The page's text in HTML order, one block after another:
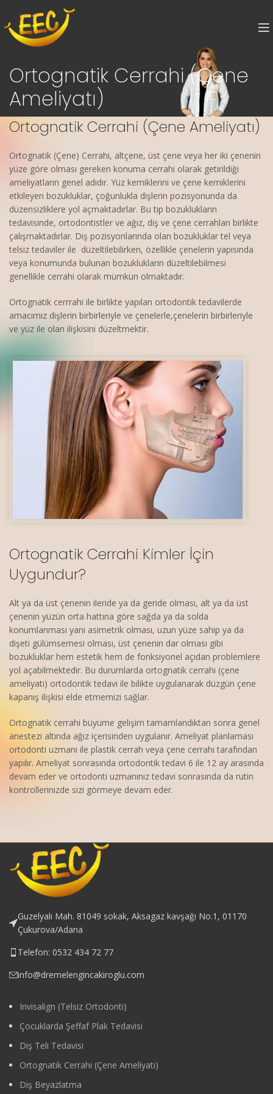
Ortognatik Cerrahi (Çene
Ameliyatı)
Ortognatik Cerrahi (Çene Ameliyatı)
Ortognatik (Çene) Cerrahi, altçene, üst çene veya her iki çenenin
yüze göre olması gereken konuma cerrahi olarak getirildiği
ameliyatların genel adıdır. Yüz kemiklerini ve çene kemiklerini
etkileyen bozukluklar, çoğunlukla dişlerin pozisyonunda da
düzensizliklere yol açmaktadırlar. Bu tip bozuklukların
tedavisinde, ortodontistler ve ağız, diş ve çene cerrahları birlikte
çalışmaktadırlar. Diş pozisyonlarında olan bozukluklar tel veya
telsiz tedaviler ile düzeltilebilirken, özellikle çenelerin yapısında
veya konumunda bulunan bozuklukların düzeltilebilmesi
genellikle cerrahi olarak mümkün olmaktadır.
Ortognatik cerrrahi ile birlikte yapılan ortodontik tedavilerde
amacımız dişlerin birbirleriyle ve çenelerle,çenelerin birbirleriyle
ve yüz ile olan ilişkisini düzeltmektir.
Ortognatik Cerrahi Kimler İçin
Uygundur?
Alt ya da üst çenenin ileride ya da geride olması, alt ya da üst
çenenin yüzün orta hattına göre sağda ya da solda
konumlanması yani asimetrik olması, uzun yüze sahip ya da
dişeti gülümsemesi olması, üst çenenin dar olması gibi
bozukluklar hem estetik hem de fonksiyonel açıdan problemlere
yol açabilmektedir. Bu durumlarda ortognatik cerrahi (çene
ameliyatı) ortodontik tedavi ile bilikte uygulanarak düzgün çene
kapanış ilişkisi elde etmemizi sağlar.
Ortognatik cerrahi büyüme gelişim tamamlandıktan sonra genel
anestezi altında ağız içerisinden uygulanır. Ameliyat planlaması
ortodonti uzmanı ile plastik cerrah veya çene cerrahı tarafından
yapılır. Ameliyat sonrasında ortodontik tedavi 6 ile 12 ay arasında
devam eder ve ortodonti uzmanınız tedavi sonrasında da rutin
kontrollerinizde sizi görmeye devam eder.
Guzelyalı Mah. 81049 sokak, Aksagaz kavşağı No.1, 01170
Çukurova/Adana
Telefon: 0532 434 72 77
info@dremelengincakiroglu.com
Invisalign (Telsiz Ortodonti)
Çocuklarda Şeffaf Plak Tedavisi
Diş Teli Tedavisi
Ortognatik Cerrahi (Çene Ameliyatı)
Diş Beyazlatma